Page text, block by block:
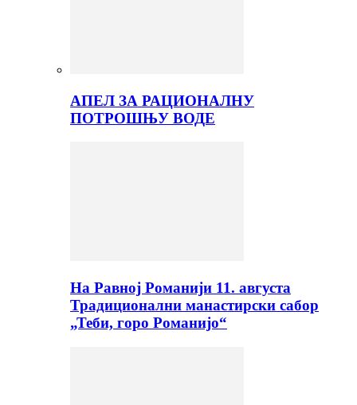
АПЕЛ ЗА РАЦИОНАЛНУ
ПОТРОШЊУ ВОДЕ
На Равној Романији 11. августа
Традиционални манастирски сабор
„Теби, горо Романијо“